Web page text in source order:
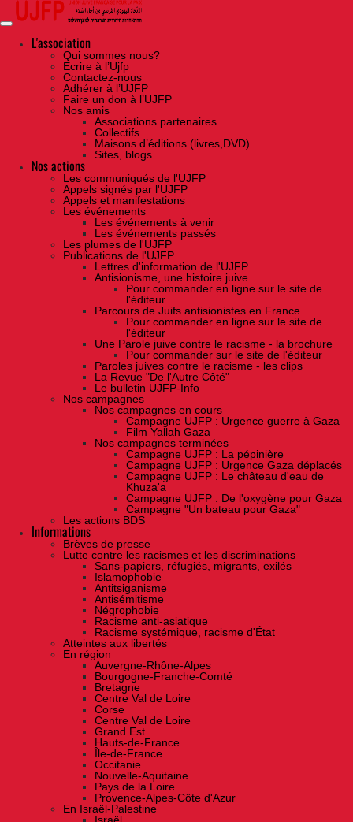
Skip
the
contentL'association
Qui sommes nous?
Ecrire à l’Ujfp
Contactez-nous
Adhérer à l’UJFP
Faire un don à l’UJFP
Nos amis
Associations partenaires
Collectifs
Maisons d’éditions (livres,DVD)
Sites, blogs
Nos actions
Les communiqués de l'UJFP
Appels signés par l'UJFP
Appels et manifestations
Les événements
Les événements à venir
Les événements passés
Les plumes de l'UJFP
Publications de l'UJFP
Lettres d'information de l'UJFP
Antisionisme, une histoire juive
Pour commander en ligne sur le site de
l'éditeur
Parcours de Juifs antisionistes en France
Pour commander en ligne sur le site de
l'éditeur
Une Parole juive contre le racisme - la brochure
Pour commander sur le site de l'éditeur
Paroles juives contre le racisme - les clips
La Revue "De l'Autre Côté"
Le bulletin UJFP-Info
Nos campagnes
Nos campagnes en cours
Campagne UJFP : Urgence guerre à Gaza
Film Yallah Gaza
Nos campagnes terminées
Campagne UJFP : La pépinière
Campagne UJFP : Urgence Gaza déplacés
Campagne UJFP : Le château d'eau de
Khuza'a
Campagne UJFP : De l'oxygène pour Gaza
Campagne "Un bateau pour Gaza"
Les actions BDS
Informations
Brèves de presse
Lutte contre les racismes et les discriminations
Sans-papiers, réfugiés, migrants, exilés
Islamophobie
Antitsiganisme
Antisémitisme
Négrophobie
Racisme anti-asiatique
Racisme systémique, racisme d'État
Atteintes aux libertés
En région
Auvergne-Rhône-Alpes
Bourgogne-Franche-Comté
Bretagne
Centre Val de Loire
Corse
Centre Val de Loire
Grand Est
Hauts-de-France
Île-de-France
Occitanie
Nouvelle-Aquitaine
Pays de la Loire
Provence-Alpes-Côte d'Azur
En Israël-Palestine